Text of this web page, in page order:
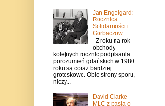
Jan Engelgard:
Rocznica
Solidarności i
Gorbaczow
Z roku na rok
obchody
kolejnych rocznic podpisania
porozumień gdańskich w 1980
roku są coraz bardziej
groteskowe. Obie strony sporu,
niczy...
David Clarke
MLC z pasją o